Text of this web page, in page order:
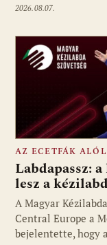
2026.08.07.
Fotó: media1.hu
AZ ECETFÁK
Labdapassz:
lesz a
A Magyar
Central Europe a
bejelentette,